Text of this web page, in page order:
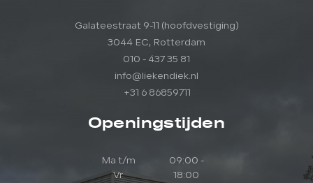
Galateestraat 9-11 (hoofdvestiging)
3044 EC, Rotterdam
010 - 437 35 81
info@liekendiek.nl
+31 6 86859711
Openingstijden
Ma t/m
Vr
09:00 -
18:00